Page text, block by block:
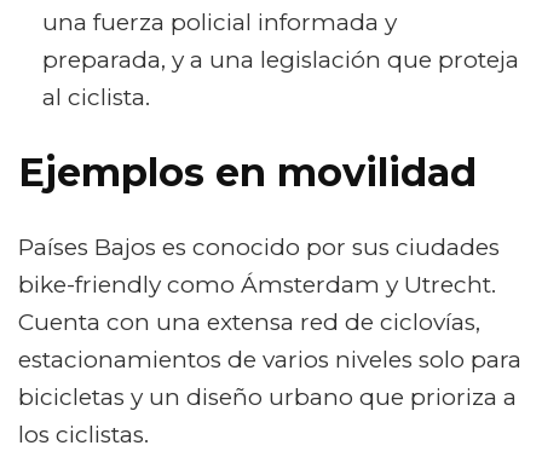
una fuerza policial informada y
preparada, y a una legislación que proteja
al ciclista.
Ejemplos en movilidad
Países Bajos es conocido por sus ciudades
bike-friendly como Ámsterdam y Utrecht.
Cuenta con una extensa red de ciclovías,
estacionamientos de varios niveles solo para
bicicletas y un diseño urbano que prioriza a
los ciclistas.